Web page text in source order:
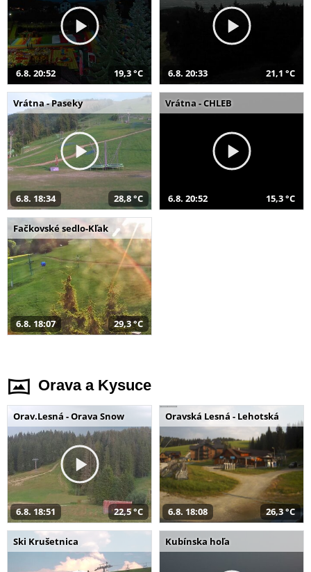
6.8. 20:52 19,3 °C 6.8. 20:33 21,1 °C
Vrátna - Paseky
6.8. 18:34 28,8 °C
Vrátna - CHLEB
6.8. 20:52 15,3 °C
Fačkovské sedlo-Kľak
6.8. 18:07 29,3 °C
Orava a Kysuce
Orav.Lesná - Orava Snow
6.8. 18:51 22,5 °C
Oravská Lesná - Lehotská
6.8. 18:08 26,3 °C
Ski Krušetnica Kubínska hoľa